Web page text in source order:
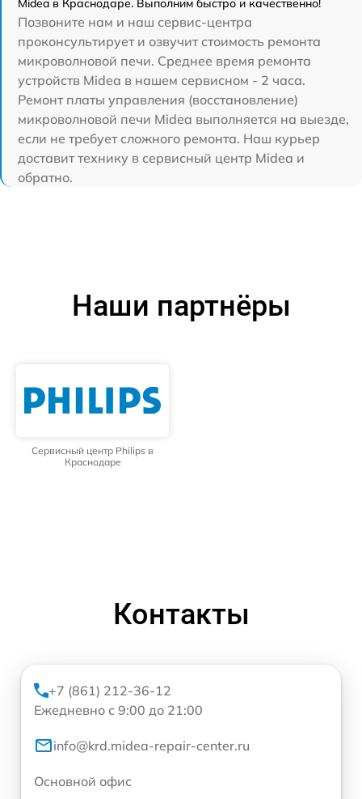
Midea в Краснодаре. Выполним быстро и качественно!
Позвоните нам и наш сервис-центра
проконсультирует и озвучит стоимость ремонта
микроволновой печи. Среднее время ремонта
устройств Midea в нашем сервисном - 2 часа.
Ремонт платы управления (восстановление)
микроволновой печи Midea выполняется на выезде,
если не требует сложного ремонта. Наш курьер
доставит технику в сервисный центр Midea и
обратно.
Наши партнёры
Сервисный центр Philips в
Краснодаре
Контакты
+7 (861) 212-36-12
Ежедневно с 9:00 до 21:00
info@krd.midea-repair-center.ru
Основной офис